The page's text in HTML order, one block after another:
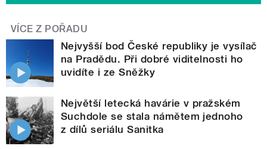
VÍCE Z POŘADU
Nejvyšší bod České republiky je vysílač
na Pradědu. Při dobré viditelnosti ho
uvidíte i ze Sněžky
Největší letecká havárie v pražském
Suchdole se stala námětem jednoho
z dílů seriálu Sanitka